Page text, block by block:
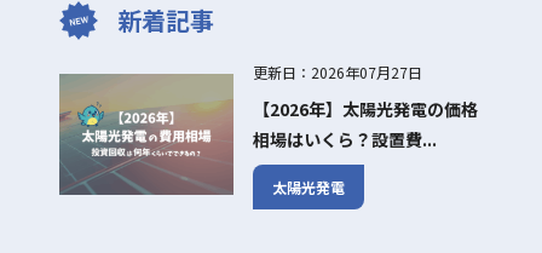
新着記事
更新日：2026年07月27日
【2026年】太陽光発電の価格
相場はいくら？設置費...
太陽光発電